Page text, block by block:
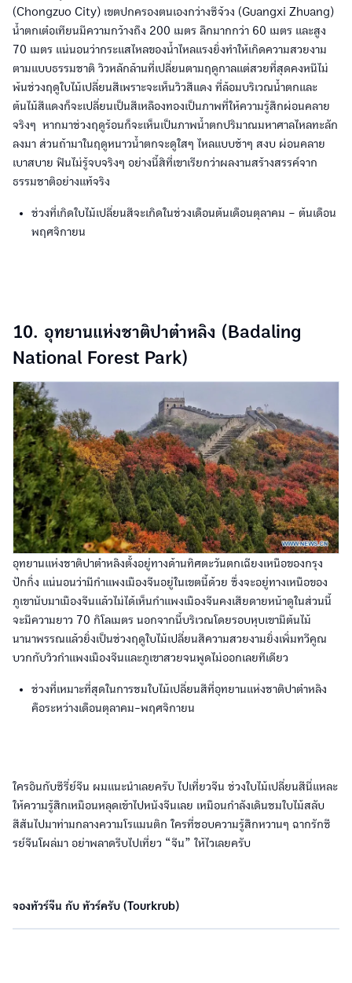
(Chongzuo City) เขตปกครองตนเองกว่างซีจ้วง (Guangxi Zhuang)
น้ำตกเต๋อเทียนมีความกว้างถึง 200 เมตร ลึกมากกว่า 60 เมตร และสูง
70 เมตร แน่นอนว่ากระแสไหลของน้ำไหลแรงยิ่งทำให้เกิดความสวยงาม
ตามแบบธรรมชาติ วิวหลักล้านที่เปลี่ยนตามฤดูกาลแต่สวยที่สุดคงหนีไม่
พ้นช่วงฤดูใบไม้เปลี่ยนสีเพราะจะเห็นวิวสีแดง ที่ล้อมบริเวณน้ำตกและ
ต้นไม้สีแดงก็จะเปลี่ยนเป็นสีเหลืองทองเป็นภาพที่ให้ความรู้สึกผ่อนคลาย
จริงๆ หากมาช่วงฤดูร้อนก็จะเห็นเป็นภาพน้ำตกปริมาณมหาศาลไหลทะลัก
ลงมา ส่วนถ้ามาในฤดูหนาวน้ำตกจะดูใสๆ ไหลแบบช้าๆ สงบ ผ่อนคลาย
เบาสบาย ฟินไม่รู้จบจริงๆ อย่างนี้สิที่เขาเรียกว่าผลงานสร้างสรรค์จาก
ธรรมชาติอย่างแท้จริง
ช่วงที่เกิดใบไม้เปลี่ยนสีจะเกิดในช่วงเดือนต้นเดือนตุลาคม – ต้นเดือน
พฤศจิกายน
10. อุทยานแห่งชาติปาต๋าหลิง (Badaling
National Forest Park)
อุทยานแห่งชาติปาต๋าหลิงตั้งอยู่ทางด้านทิศตะวันตกเฉียงเหนือของกรุง
ปักกิ่ง แน่นอนว่ามีกำแพงเมืองจีนอยู่ในเขตนี้ด้วย ซึ่งจะอยู่ทางเหนือของ
ภูเขานับมาเมืองจีนแล้วไม่ได้เห็นกำแพงเมืองจีนคงเสียดายหน้าดูในส่วนนี้
จะมีความยาว 70 กิโลเมตร นอกจากนี้บริเวณโดยรอบหุบเขามีต้นไม้
นานาพรรณแล้วยิ่งเป็นช่วงฤดูใบไม้เปลี่ยนสีความสวยงามยิ่งเพิ่มทวีคูณ
บวกกับวิวกำแพงเมืองจีนและภูเขาสวยจนพูดไม่ออกเลยทีเดียว
ช่วงที่เหมาะที่สุดในการชมใบไม้เปลี่ยนสีที่อุทยานแห่งชาติปาต๋าหลิง
คือระหว่างเดือนตุลาคม-พฤศจิกายน
ใครอินกับซีรี่ย์จีน ผมแนะนำเลยครับ ไปเที่ยวจีน ช่วงใบไม้เปลี่ยนสีนี่แหละ
ให้ความรู้สึกเหมือนหลุดเข้าไปหนังจีนเลย เหมือนกำลังเดินชมใบไม้สลับ
สีสันไปมาท่ามกลางความโรแมนติก ใครที่ชอบความรู้สึกหวานๆ ฉากรักซี
รย์จีนโผล่มา อย่าพลาดรีบไปเที่ยว “จีน” ให้ไวเลยครับ
จองทัวร์จีน กับ ทัวร์ครับ (Tourkrub)